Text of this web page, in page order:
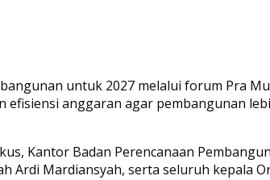
untuk 2027 melalui forum Pra
efisiensi anggaran agar pembangunan
Kantor Badan Perencanaan
Mardiansyah, serta seluruh kepala